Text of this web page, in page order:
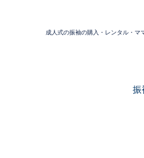
成人式の振袖の購入・レンタル・マ
振